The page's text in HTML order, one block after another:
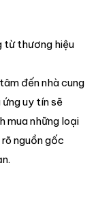
từ thương hiệu
đến nhà cung
uy tín sẽ
mua những loại
nguồn gốc